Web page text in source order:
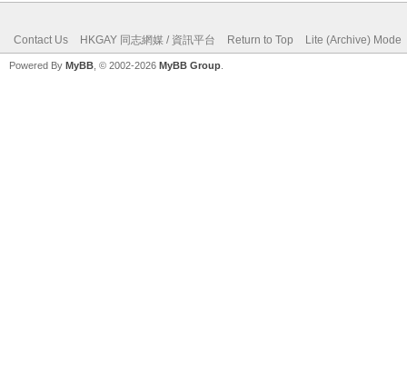
Contact Us HKGAY 同志網媒 / 資訊平台 Return to Top Lite (Archive) Mode
Powered By MyBB , © 2002-2026 MyBB Group